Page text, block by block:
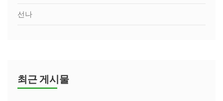
선나
최근 게시물